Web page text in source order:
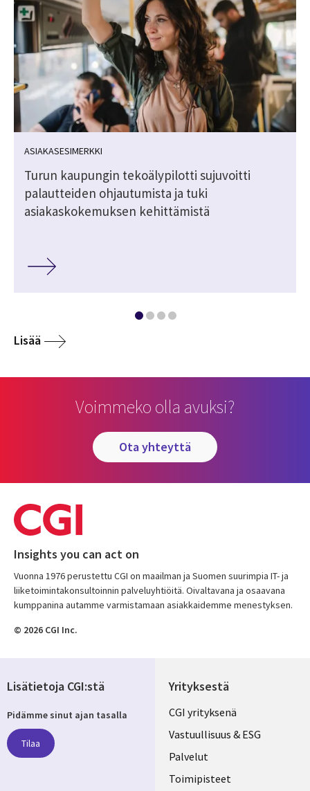
ASIAKASESIMERKKI
Turun kaupungin tekoälypilotti sujuvoitti
palautteiden ohjautumista ja tuki
asiakaskokemuksen kehittämistä
Lisää
Voimmeko olla avuksi?
ota yhteyttä
Insights you can act on
Vuonna 1976 perustettu CGI on maailman ja Suomen suurimpia IT- ja
liiketoimintakonsultoinnin palveluyhtiöitä. Oivaltavana ja osaavana
kumppanina autamme varmistamaan asiakkaidemme menestyksen.
© 2026 CGI Inc.
Yrityksestä
Useful
links
FINLAND
CGI yrityksenä
Vastuullisuus & ESG
Palvelut
Toimipisteet
Lisätietoja CGI:stä
Pidämme sinut ajan tasalla
Tilaa